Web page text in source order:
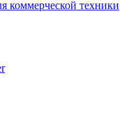
коммерческой техники